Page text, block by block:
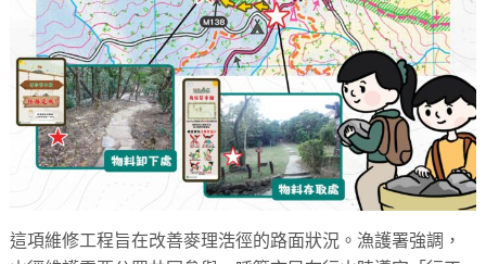
這項維修工程旨在改善麥理浩徑的路面狀況。漁護署強調，